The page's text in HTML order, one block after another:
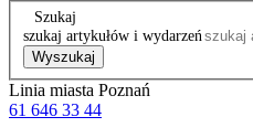
Szukaj
szukaj artykułów i wydarzeń
Wyszukaj
Linia miasta Poznań
61 646 33 44